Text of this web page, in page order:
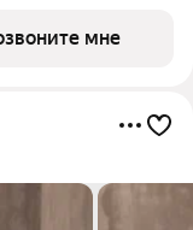
мне